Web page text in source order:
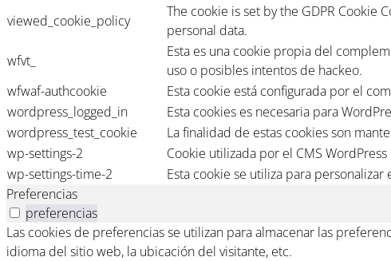
viewed_cookie_policy
The cookie is set by the GDPR Cookie
personal data.
wfvt_
Esta es una cookie propia del
uso o posibles intentos de hackeo.
wfwaf-authcookie
Esta cookie está configurada por el
wordpress_logged_in
Esta cookies es necesaria para
wordpress_test_cookie
La finalidad de estas cookies son
wp-settings-2
Cookie utilizada por el CMS
wp-settings-time-2
Esta cookie se utiliza para
Preferencias
preferencias
Las cookies de preferencias se utilizan para almacenar las
idioma del sitio web, la ubicación del visitante, etc.